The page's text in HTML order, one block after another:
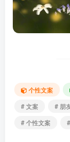
个性文案
# 文案
# 朋
# 个性文案